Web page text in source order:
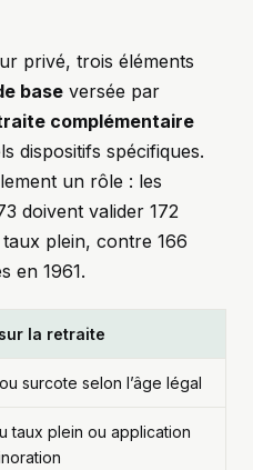
privé, trois éléments
base versée par
complémentaire
dispositifs spécifiques.
un rôle : les
doivent valider 172
plein, contre 166
en 1961.
la retraite
surcote selon l’âge légal
taux plein ou application